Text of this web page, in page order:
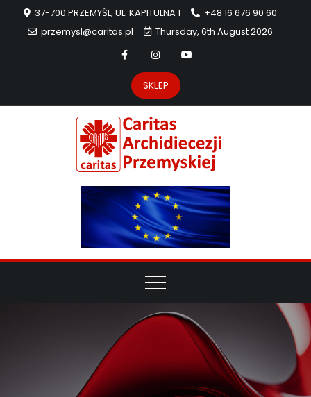
37-700 PRZEMYŚL, UL. KAPITULNA 1
+48 16 676 90 60
przemysl@caritas.pl
Thursday, 6th August 2026
SKLEP